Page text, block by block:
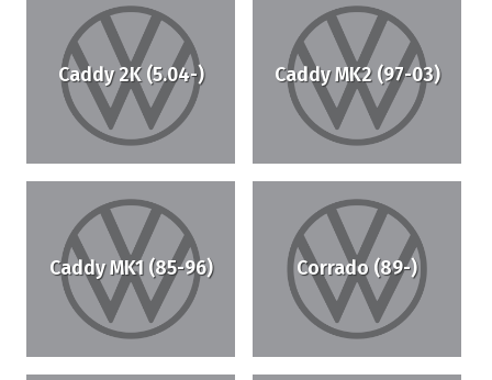
Caddy 2K (5.04-) Caddy MK2 (97-03)
Caddy MK1 (85-96) Corrado (89-)